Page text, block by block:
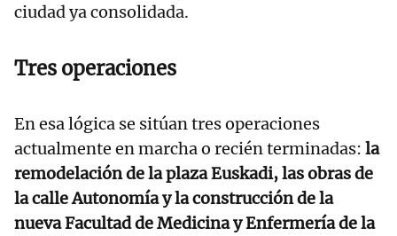
ciudad ya consolidada.
Tres operaciones
En esa lógica se sitúan tres operaciones
actualmente en marcha o recién terminadas: la
remodelación de la plaza Euskadi, las obras de
la calle Autonomía y la construcción de la
nueva Facultad de Medicina y Enfermería de la